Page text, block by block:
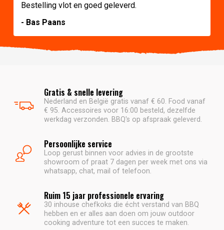
Bestelling vlot en goed geleverd.
- Bas Paans
Gratis & snelle levering
Nederland en België gratis vanaf € 60. Food vanaf
€ 95. Accessoires voor 16:00 besteld, dezelfde
werkdag verzonden. BBQ's op afspraak geleverd.
Persoonlijke service
Loop gerust binnen voor advies in de grootste
showroom of praat 7 dagen per week met ons via
whatsapp, chat, mail of telefoon.
Ruim 15 jaar professionele ervaring
30 inhouse chefkoks die écht verstand van BBQ
hebben en er alles aan doen om jouw outdoor
cooking adventure tot een succes te maken.